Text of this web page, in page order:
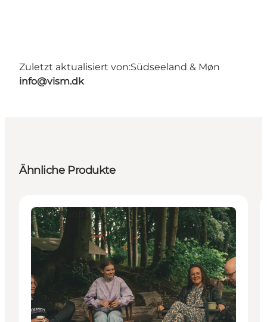
Zuletzt aktualisiert von:Südseeland & Møn
info@vism.dk
Ähnliche Produkte
Unterkünfte